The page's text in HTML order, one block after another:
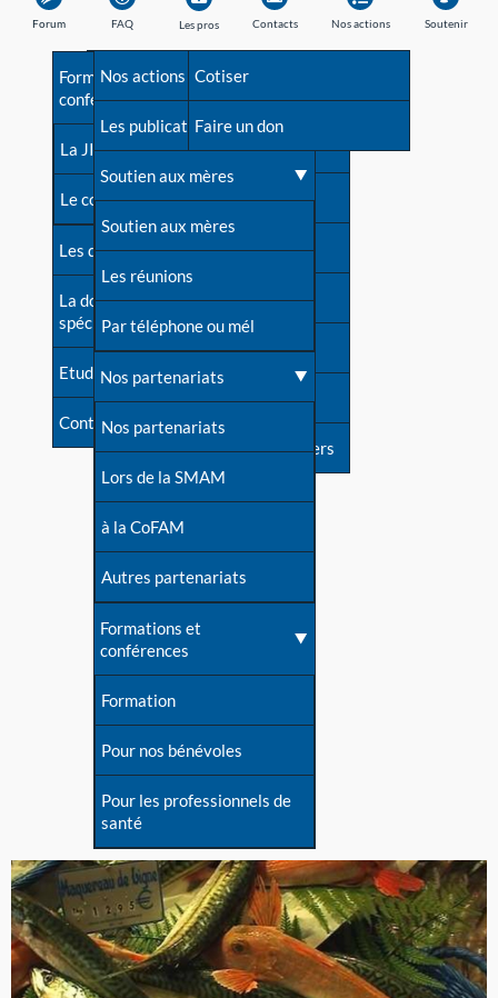
Forum FAQ
Avant la naissance
Les débuts
Une difficulté d'allaitement ?
Cas particuliers
Mythes et vérités
Devenir animatrice ?
Une question sur le site
Les pros
Formations et
conférences
La JIA
Le congrès
Les dossiers de l'allaitement
La documentation
spécialisée
Etudes récentes
Contact
Contacts
Besoin d'aide?
Répertoire de tous les
contacts
Contact presse
Dossier de presse
Soutenir LLL
Livre d'or
Forum
S'inscrire à nos newsletters
Nos actions
Nos actions
Les publications
Soutien aux mères
Soutien aux mères
Les réunions
Par téléphone ou mél
Nos partenariats
Nos partenariats
Lors de la SMAM
à la CoFAM
Autres partenariats
Formations et
conférences
Formation
Pour nos bénévoles
Pour les professionnels de
santé
Soutenir
Cotiser
Faire un don